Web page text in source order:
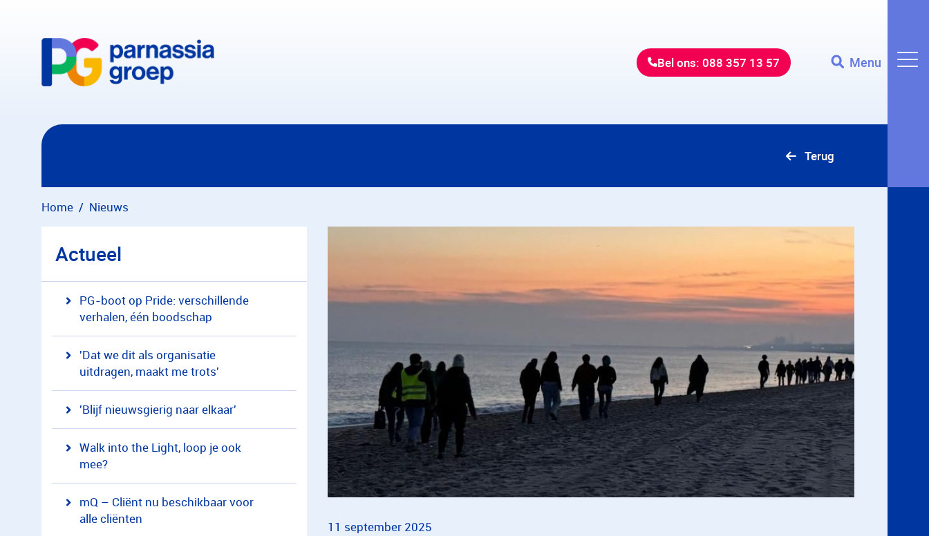
Bel ons: 088 357 13 57 Menu
Terug
Home Nieuws
Actueel
PG-boot op Pride: verschillende
verhalen, één boodschap
'Dat we dit als organisatie
uitdragen, maakt me trots'
'Blijf nieuwsgierig naar elkaar'
Walk into the Light, loop je ook
mee?
mQ – Cliënt nu beschikbaar voor
alle cliënten
11 september 2025